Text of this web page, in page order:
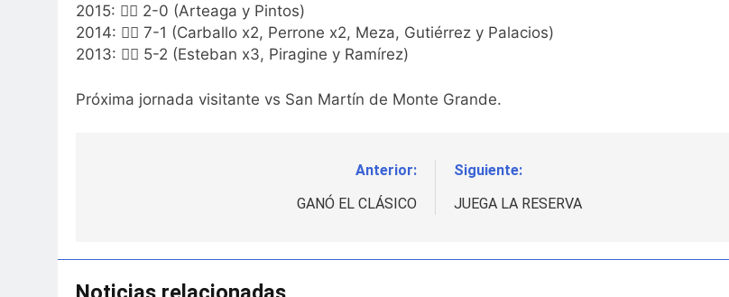
2015: 👍🏻 2-0 (Arteaga y Pintos)
2014: 👍🏻 7-1 (Carballo x2, Perrone x2, Meza, Gutiérrez y Palacios)
2013: 👍🏻 5-2 (Esteban x3, Piragine y Ramírez)
Próxima jornada visitante vs San Martín de Monte Grande.
Anterior:
GANÓ EL CLÁSICO
Siguiente:
JUEGA LA RESERVA